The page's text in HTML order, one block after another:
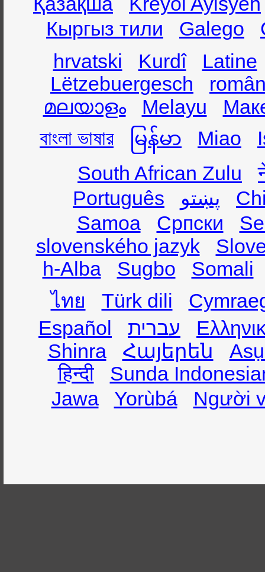
Кыргыз тили
Galego
hrvatski
Kurdî
Latine
Lëtzebuergesch
മലയാളം
Melayu
বাংলা ভাষার
မြန်မာ Miao
South African Zulu
Português
پښتو
Samoa
Српски
slovenského jazyk
h-Alba
Sugbo
Somali
ไทย
Türk dili
Español
עברית
Shinra
Հայերեն
हिन्दी
Sunda
Jawa
Yorùbá Người